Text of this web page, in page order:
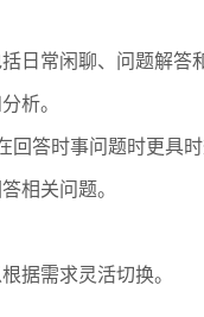
日常闲聊、问题解答
析。
答时事问题时更具时
相关问题。
据需求灵活切换。